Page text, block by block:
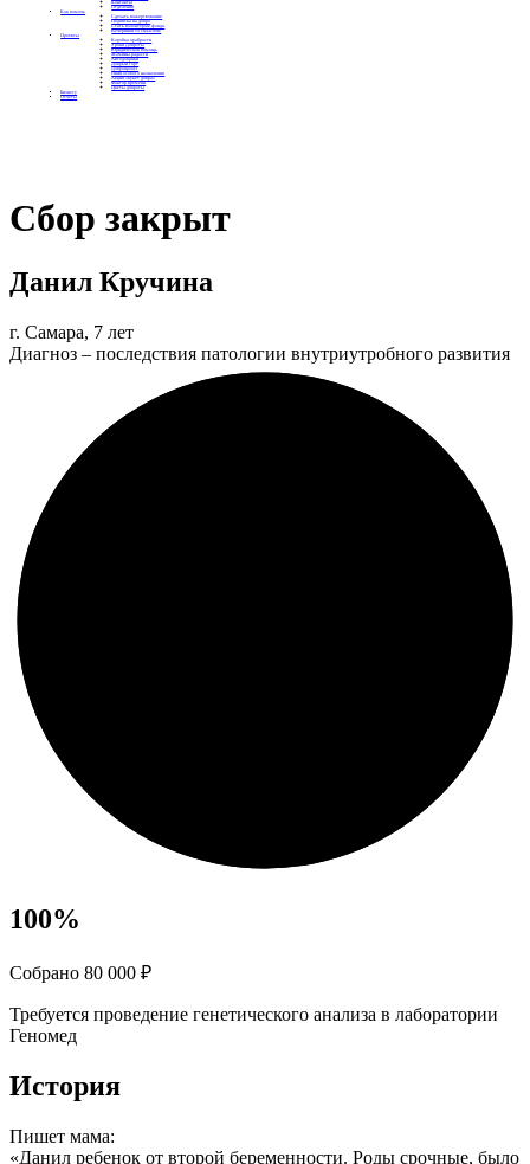
Контакты
Отделения
Как помочь
Сделать пожертвование
Подписка на добро
Стать волонтером фонда
Вечеринки со смыслом
Проекты
Коробка храбрости
Уроки Доброты
Юридическая помощь
Мамины радости
Автодобряки
Добрый торт
Добропробег
Няни особого назначения
Акция «Букет добра»
Фактор времени
Цветы доброты
Бизнесу
Отчеты
Сбор закрыт
Данил Кручина
г. Самара, 7 лет
Диагноз – последствия патологии внутриутробного развития
100%
Собрано 80 000 ₽
Требуется проведение генетического анализа в лаборатории
Геномед
История
Пишет мама:
«Данил ребенок от второй беременности. Роды срочные, было